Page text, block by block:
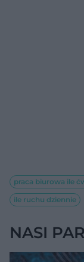
praca biurowa ile
ile ruchu dziennie
NASI